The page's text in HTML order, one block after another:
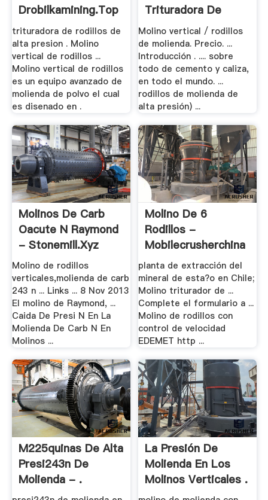
Drobilkamining.top
trituradora de rodillos de
alta presion . Molino
vertical de rodillos ...
Molino vertical de rodillos
es un equipo avanzado de
molienda de polvo el cual
es disenado en .
Trituradora De
Rodillos .
Molino vertical / rodillos
de molienda. Precio. ...
Introducción . .... sobre
todo de cemento y caliza,
en todo el mundo. ...
rodillos de molienda de
alta presión) ...
Molinos De Carb
Oacute N Raymond
- Stonemill.xyz
Molino de rodillos
verticales,molienda de carb
243 n ... Links ... 8 Nov 2013
El molino de Raymond, ...
Caida De Presi N En La
Molienda De Carb N En
Molinos ...
Molino De 6
Rodillos -
Mobilecrusherchina
planta de extracción del
mineral de esta?o en Chile;
Molino triturador de ...
Complete el formulario a ...
Molino de rodillos con
control de velocidad
EDEMET http ...
M225quinas De Alta
Presi243n De
Molienda - .
La Presión De
Molienda En Los
Molinos Verticales .